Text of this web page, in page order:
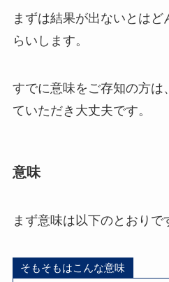
まずは結果が出ないとはど
らいします。
すでに意味をご存知の方は
ていただき大丈夫です。
意味
まず意味は以下のとおりで
そもそもはこんな意味